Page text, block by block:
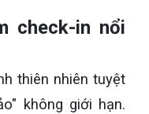
check-in nổi
thiên nhiên tuyệt
không giới hạn.